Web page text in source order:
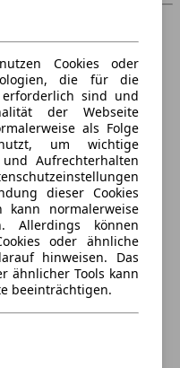
Cookies oder
die für die
sind und
der Webseite
als Folge
um wichtige
Aufrechterhalten
dieser Cookies
kann normalerweise
Allerdings können
oder ähnliche
hinweisen. Das
ähnlicher Tools kann
beeinträchtigen.